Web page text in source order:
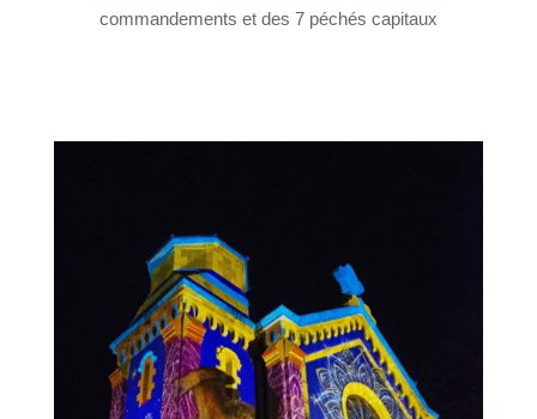
commandements et des 7 péchés capitaux